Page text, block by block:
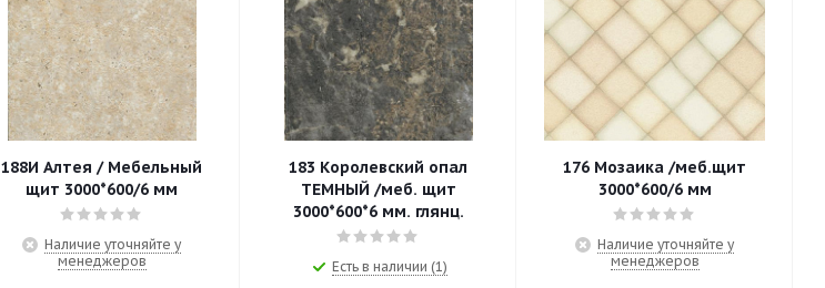
188И Алтея / Мебельный
щит 3000*600/6 мм
Наличие уточняйте у
менеджеров
183 Королевский опал
ТЕМНЫЙ /меб. щит
3000*600*6 мм. глянц.
Есть в наличии (1)
176 Мозаика /меб.щит
3000*600/6 мм
Наличие уточняйте у
менеджеров